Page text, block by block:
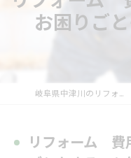
お困りご
岐阜県中津川のリフォームならおうち工房たぐち
リフォーム 費